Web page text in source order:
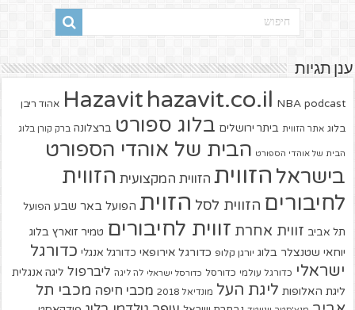
ענן תגיות
Hazavit hazavit.co.il NBA podcast אהוד ריבן
בלוג אתר הזווית ביתר ירושלים בלוג ספורט ברצלונה ברק קורן בלוג
הבית של אוהדי הספורט הבית של אוהדי הספורט
בישראל הזווית הזווית המקצועית הזווית
לחיבורים הזווית לסל הזוית הפועל באר שבע הפועל
תל אביב זווית אחרת זווית לחיבורים טמיר זוארץ בלוג
יוחאי שטנצלר בלוג יורגן קלופ כדורגל אירופאי כדורגל אנגלי כדורגל
ישראלי כדורגל עולמי כדורסל כדורסל ישראלי לה ליגה ליברפול ליגה אנגלית
ליגת האלופות ליגת העל מונדיאל 2018 מכבי חיפה מכבי תל